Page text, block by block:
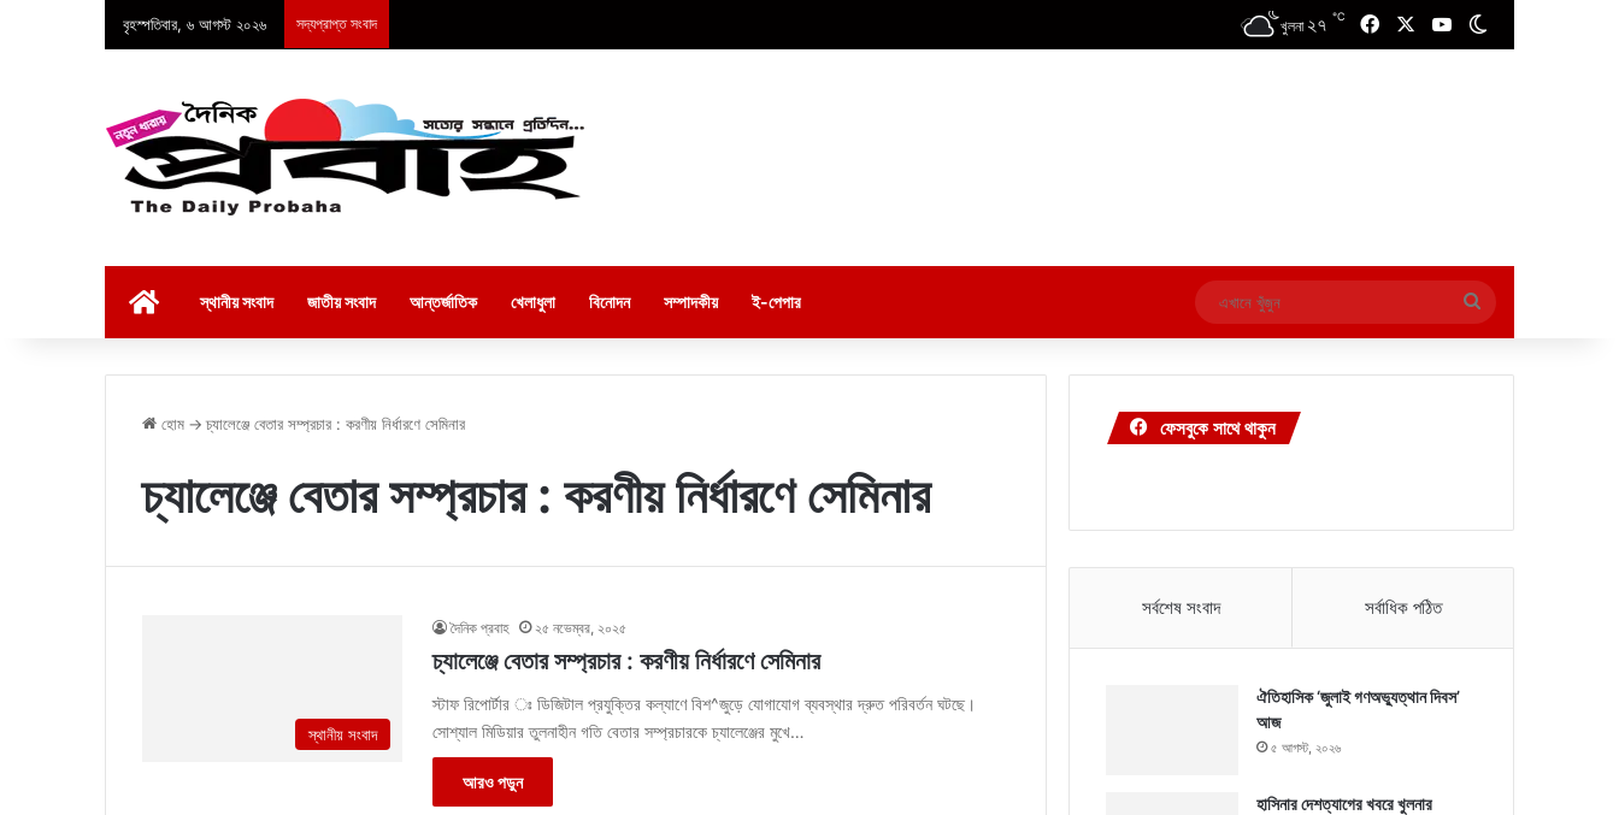
বৃহস্পতিবার, ৬ আগস্ট ২০২৬ সদ্যপ্রাপ্ত সংবাদ খুলনা ২৭ ℃ FacebookYouTube
স্থানীয় সংবাদ জাতীয় সংবাদ আন্তর্জাতিক খেলাধুলা বিনোদন সম্পাদকীয় ই-পেপার
এখানে
খুঁজুন
হোম → চ্যালেঞ্জে বেতার সম্প্রচার : করণীয় নির্ধারণে সেমিনার
চ্যালেঞ্জে বেতার সম্প্রচার : করণীয় নির্ধারণে সেমিনার
স্থানীয় সংবাদ
দৈনিক প্রবাহ ২৫ নভেম্বর, ২০২৫
চ্যালেঞ্জে বেতার সম্প্রচার : করণীয় নির্ধারণে সেমিনার
স্টাফ রিপোর্টার ঃ ডিজিটাল প্রযুক্তির কল্যাণে বিশ^জুড়ে যোগাযোগ ব্যবস্থার দ্রুত পরিবর্তন ঘটছে।
সোশ্যাল মিডিয়ার তুলনাহীন গতি বেতার সম্প্রচারকে চ্যালেঞ্জের মুখে…
আরও পড়ুন
ফেসবুকে সাথে থাকুন
সর্বশেষ সংবাদ সর্বাধিক পঠিত
ঐতিহাসিক ‘জুলাই গণঅভ্যুত্থান দিবস’
আজ
৫ আগস্ট, ২০২৬
হাসিনার দেশত্যাগের খবরে খুলনার